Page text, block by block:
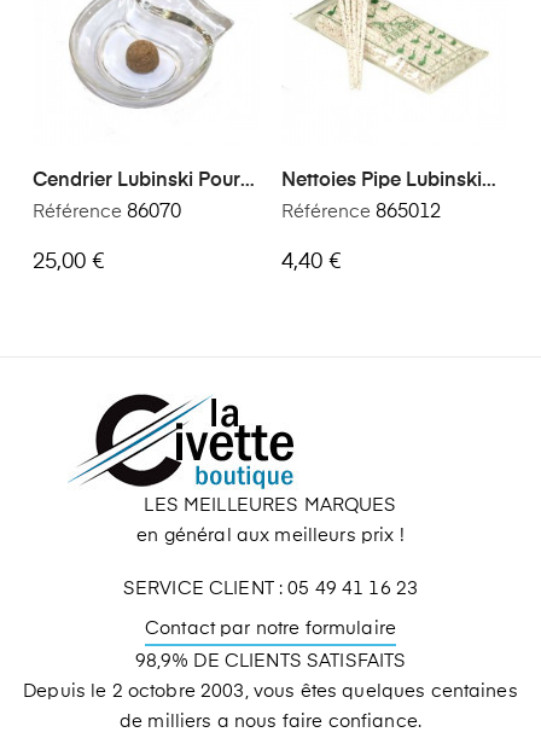
Cendrier Lubinski Pour
Pipe
Référence 86070
25,00 €
Nettoies Pipe Lubinski
Abrasifs Conique
Référence 865012
4,40 €
LES MEILLEURES MARQUES
en général aux meilleurs prix !
SERVICE CLIENT : 05 49 41 16 23
Contact par notre formulaire
98,9% DE CLIENTS SATISFAITS
Depuis le 2 octobre 2003, vous êtes quelques centaines
de milliers a nous faire confiance.